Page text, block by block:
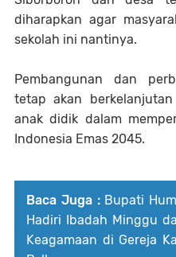
diharapkan agar
sekolah ini nantinya.
Pembangunan dan
tetap akan
anak didik dalam
Indonesia Emas 2045.
Baca Juga : Bupati
Hadiri Ibadah Minggu
Keagamaan di Gereja